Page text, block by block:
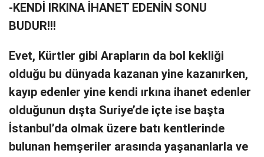
-KENDİ IRKINA İHANET EDENİN SONU
BUDUR!!!
Evet, Kürtler gibi Arapların da bol kekliği
olduğu bu dünyada kazanan yine kazanırken,
kayıp edenler yine kendi ırkına ihanet edenler
olduğunun dışta Suriye’de içte ise başta
İstanbul’da olmak üzere batı kentlerinde
bulunan hemşeriler arasında yaşananlarla ve